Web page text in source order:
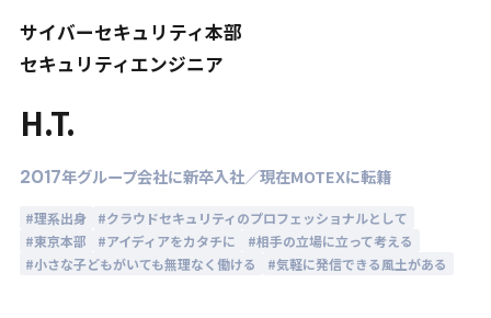
サイバーセキュリティ本部
セキュリティエンジニア
H.T.
2017年グループ会社に新卒入社／現在MOTEXに転籍
#理系出身
#クラウドセキュリティのプロフェッショナルとして
#東京本部
#アイディアをカタチに
#相手の立場に立って考える
#小さな子どもがいても無理なく働ける
#気軽に発信できる風土がある